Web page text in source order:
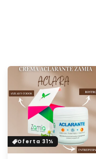
Oferta 31%